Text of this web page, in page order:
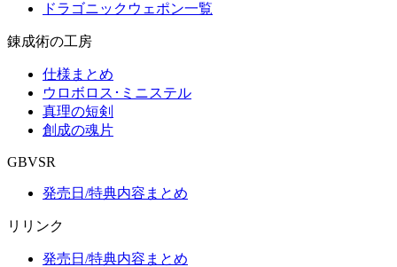
ドラゴニックウェポン一覧
錬成術の工房
仕様まとめ
ウロボロス･ミニステル
真理の短剣
創成の魂片
GBVSR
発売日/特典内容まとめ
リリンク
発売日/特典内容まとめ